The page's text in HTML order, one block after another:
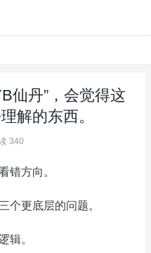
仙丹”，会觉得这
解的东西。
340
错方向。
个更底层的问题。
辑。